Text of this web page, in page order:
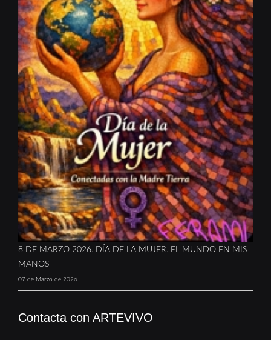
8 DE MARZO 2026. DÍA DE LA MUJER. EL MUNDO EN MIS
MANOS
07 de Marzo de 2026
Contacta con ARTEVIVO